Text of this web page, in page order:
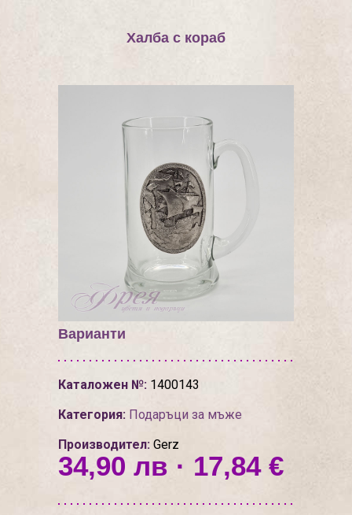
Халба с кораб
Варианти
Каталожен №: 1400143
Категория: Подаръци за мъже
Производител: Gerz
34,90 лв · 17,84 €